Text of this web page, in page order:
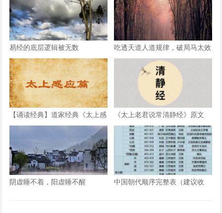
易经的底层逻辑被无数
吃透天道人道规律，破局马太效
应越活越顺
【诵读经典】道家经典《太上感
应篇》拼注音诵读版（含示
《太上老君说常清静经》原文
+译文
阴虚睡不着，阳虚睡不醒
中国朝代顺序完整表（建议收